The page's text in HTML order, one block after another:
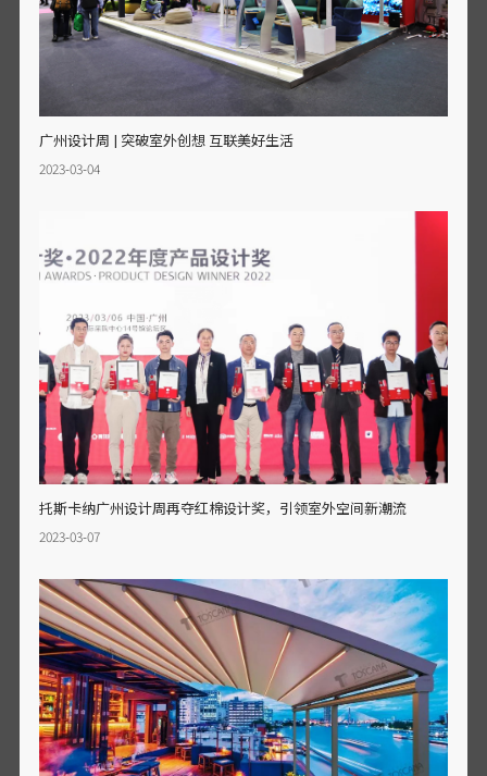
广州设计周 | 突破室外创想 互联美好生活
2023-03-04
托斯卡纳广州设计周再夺红棉设计奖，引领室外空间新潮流
2023-03-07